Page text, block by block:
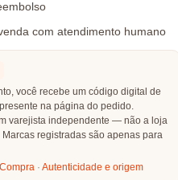
com atendimento humano
você recebe um código digital de
na página do pedido.
varejista independente — não a loja
registradas são apenas para
· Autenticidade e origem